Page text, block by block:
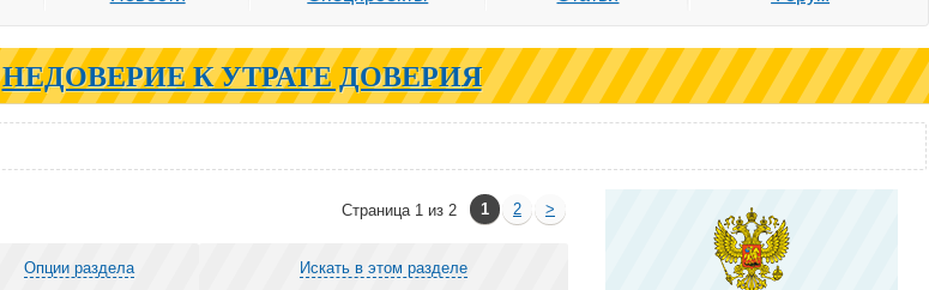
НЕДОВЕРИЕ К УТРАТЕ ДОВЕРИЯ
Страница 1 из 2 1 2 >
Опции раздела Искать в этом разделе